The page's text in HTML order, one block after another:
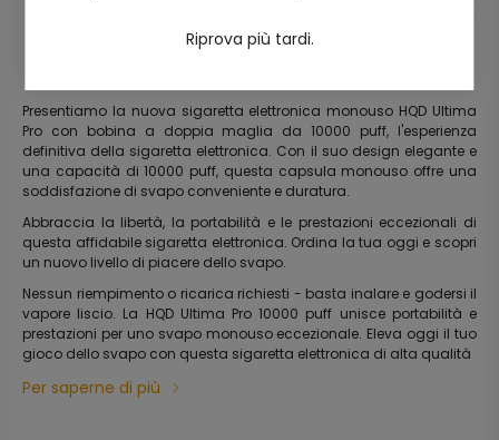
Riprova più tardi.
Presentiamo la nuova sigaretta elettronica monouso HQD Ultima
Pro con bobina a doppia maglia da 10000 puff, l'esperienza
definitiva della sigaretta elettronica. Con il suo design elegante e
una capacità di 10000 puff, questa capsula monouso offre una
soddisfazione di svapo conveniente e duratura.
Abbraccia la libertà, la portabilità e le prestazioni eccezionali di
questa affidabile sigaretta elettronica. Ordina la tua oggi e scopri
un nuovo livello di piacere dello svapo.
Nessun riempimento o ricarica richiesti - basta inalare e godersi il
vapore liscio. La HQD Ultima Pro 10000 puff unisce portabilità e
prestazioni per uno svapo monouso eccezionale. Eleva oggi il tuo
gioco dello svapo con questa sigaretta elettronica di alta qualità
Per saperne di più